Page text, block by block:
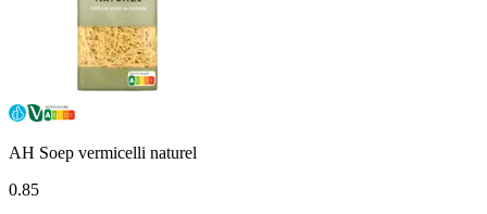
AH Soep vermicelli naturel
0.85